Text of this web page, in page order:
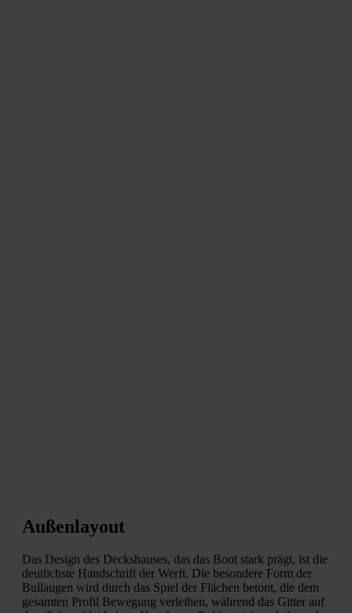
Außenlayout
Das Design des Deckshauses, das das Boot stark prägt, ist die
deutlichste Handschrift der Werft. Die besondere Form der
Bullaugen wird durch das Spiel der Flächen betont, die dem
gesamten Profil Bewegung verleihen, während das Gitter auf